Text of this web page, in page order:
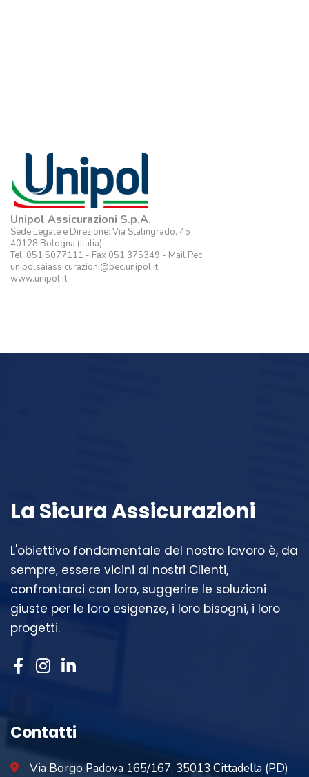
Unipol Assicurazioni S.p.A.
Sede Legale e Direzione: Via Stalingrado, 45
40128 Bologna (Italia)
Tel. 051 5077111 - Fax 051 375349 - Mail Pec:
unipolsaiassicurazioni@pec.unipol.it
www.unipol.it
La Sicura Assicurazioni
L'obiettivo fondamentale del nostro lavoro è, da
sempre, essere vicini ai nostri Clienti,
confrontarci con loro, suggerire le soluzioni
giuste per le loro esigenze, i loro bisogni, i loro
progetti.
Contatti
Via Borgo Padova 165/167, 35013 Cittadella (PD)